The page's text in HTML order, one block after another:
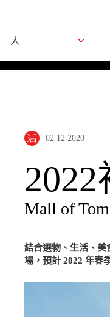
人
02 12 2020
Mall of
結合選物、生活、美
場，預計 2022 年春